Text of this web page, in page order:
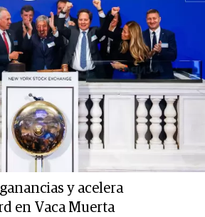
y acelera
en Vaca Muerta